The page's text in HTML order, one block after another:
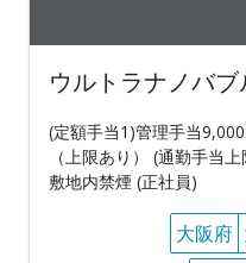
ウルトラナノバ
(定額手当1)管理手当
（上限あり） (通勤手当
敷地内禁煙 (正社員)
大阪府